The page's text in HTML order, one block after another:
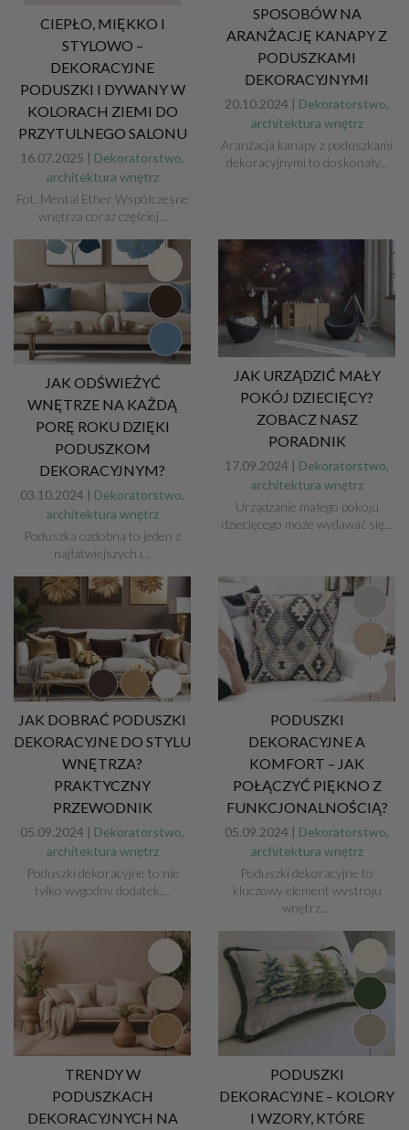
CIEPŁO, MIĘKKO I
STYLOWO –
DEKORACYJNE
PODUSZKI I DYWANY W
KOLORACH ZIEMI DO
PRZYTULNEGO SALONU
16.07.2025 | Dekoratorstwo,
architektura wnętrz
Fot. Mental Ether Współczesne
wnętrza coraz częściej...
SPOSOBÓW NA
ARANŻACJĘ KANAPY Z
PODUSZKAMI
DEKORACYJNYMI
20.10.2024 | Dekoratorstwo,
architektura wnętrz
Aranżacja kanapy z poduszkami
dekoracyjnymi to doskonały...
JAK ODŚWIEŻYĆ
WNĘTRZE NA KAŻDĄ
PORĘ ROKU DZIĘKI
PODUSZKOM
DEKORACYJNYM?
03.10.2024 | Dekoratorstwo,
architektura wnętrz
Poduszka ozdobna to jeden z
najłatwiejszych i...
JAK URZĄDZIĆ MAŁY
POKÓJ DZIECIĘCY?
ZOBACZ NASZ
PORADNIK
17.09.2024 | Dekoratorstwo,
architektura wnętrz
Urządzanie małego pokoju
dziecięcego może wydawać się...
JAK DOBRAĆ PODUSZKI
DEKORACYJNE DO STYLU
WNĘTRZA?
PRAKTYCZNY
PRZEWODNIK
05.09.2024 | Dekoratorstwo,
architektura wnętrz
Poduszki dekoracyjne to nie
tylko wygodny dodatek,...
PODUSZKI
DEKORACYJNE A
KOMFORT – JAK
POŁĄCZYĆ PIĘKNO Z
FUNKCJONALNOŚCIĄ?
05.09.2024 | Dekoratorstwo,
architektura wnętrz
Poduszki dekoracyjne to
kluczowy element wystroju
wnętrz....
TRENDY W
PODUSZKACH
DEKORACYJNYCH NA
PODUSZKI
DEKORACYJNE – KOLORY
I WZORY, KTÓRE